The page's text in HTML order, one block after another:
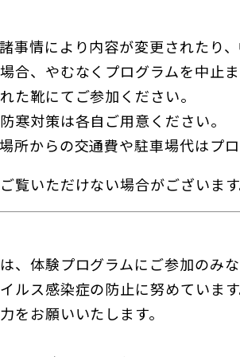
事情により内容が変更されたり、
合、やむなくプログラムを中止
た靴にてご参加ください。
寒対策は各自ご用意ください。
所からの交通費や駐車場代はプ
覧いただけない場合がございます
、体験プログラムにご参加のみ
ルス感染症の防止に努めています
をお願いいたします。